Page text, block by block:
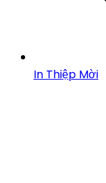
In Thiệp Mời